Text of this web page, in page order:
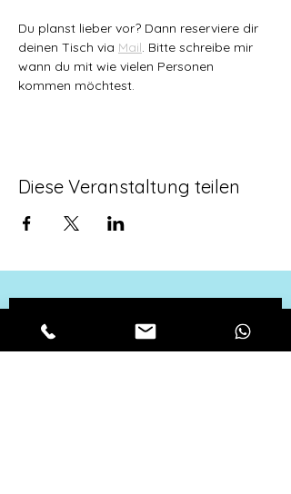
Du planst lieber vor? Dann reserviere dir
deinen Tisch via Mail. Bitte schreibe mir
wann du mit wie vielen Personen
kommen möchtest.
Diese Veranstaltung teilen
Für alle aktuellen